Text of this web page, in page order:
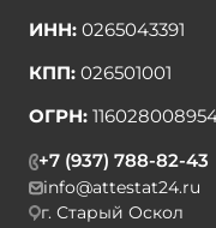
ИНН: 0265043391
КПП: 026501001
ОГРН:
+7 (937) 788-82-43
info@attestat24.ru
г. Старый Оскол